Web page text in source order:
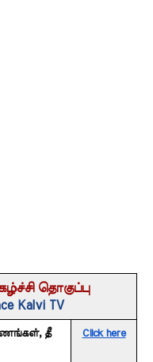
தொகுப்பு
Kalvi TV
தீ
Click here